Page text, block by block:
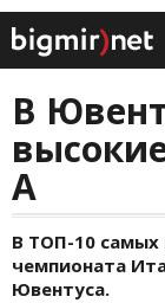
В
А
В ТОП-10
чемпионата
Ювентуса.